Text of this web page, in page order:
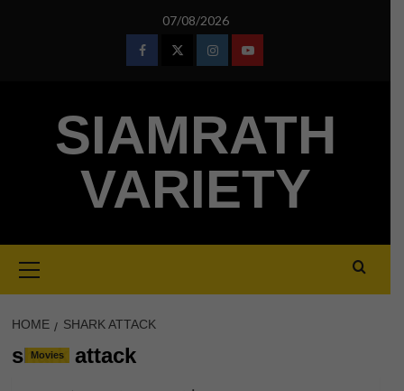
07/08/2026
FacebookTwitterInstagramYoutube
SIAMRATH
VARIETY
Menu
HOME SHARK ATTACK
shark attack
Movies